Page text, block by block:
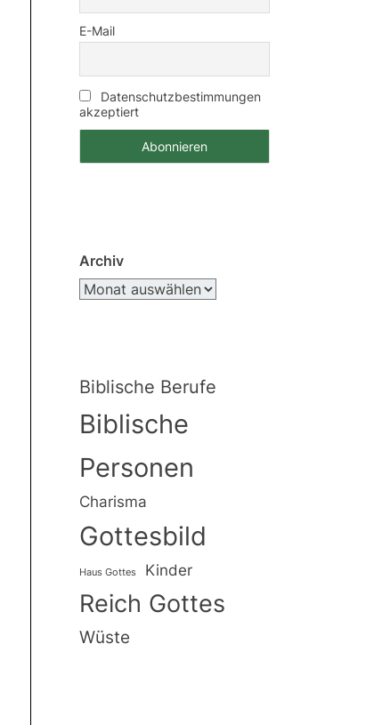
E-Mail
Datenschutzbestimmungen
akzeptiert
Archiv
Biblische Berufe
Biblische
Personen
Charisma
Gottesbild
Haus Gottes Kinder
Reich Gottes
Wüste